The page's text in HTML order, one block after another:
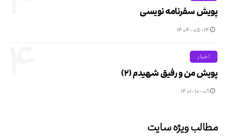
پویش سفرنامه نویسی
۱۴۰۴-۰۵-۱۴
اخبار
پویش من و رفیق شهیدم (۲)
۱۴۰۱-۱۰-۰۸
مطالب ویژه سایت